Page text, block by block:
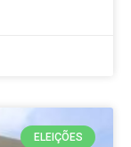
ELEIÇÕES